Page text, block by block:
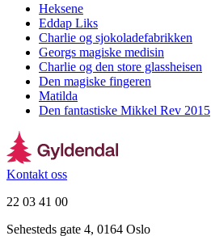
Heksene
Eddap Liks
Charlie og sjokoladefabrikken
Georgs magiske medisin
Charlie og den store glassheisen
Den magiske fingeren
Matilda
Den fantastiske Mikkel Rev 2015
Kontakt oss
22 03 41 00
Sehesteds gate 4, 0164 Oslo